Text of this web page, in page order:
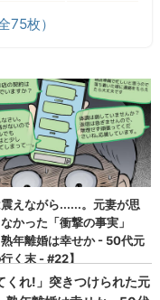
75枚）